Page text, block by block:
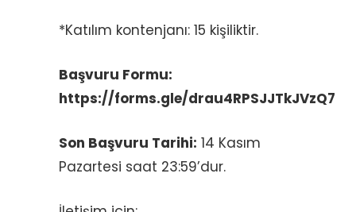
*Katılım kontenjanı: 15 kişiliktir.
Başvuru Formu:
https://forms.gle/drau4RPSJJTkJVzQ7
Son Başvuru Tarihi: 14 Kasım
Pazartesi saat 23:59’dur.